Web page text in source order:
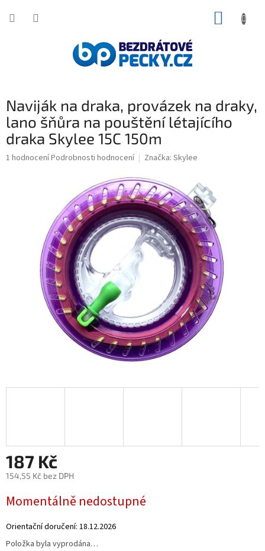
Naviják na draka, provázek na draky,
lano šňůra na pouštění létajícího
draka Skylee 15C 150m
Průměrné
1 hodnoceníPodrobnosti hodnocení Značka: Skylee
187 Kč
154,55 Kč bez DPH
cena:
Momentálně nedostupné
Orientační doručení: 18.12.2026
Položka byla vyprodána…